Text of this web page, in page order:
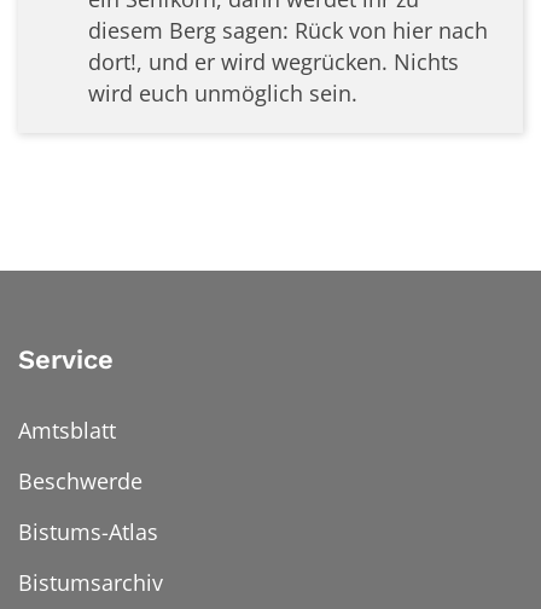
diesem Berg sagen: Rück von hier nach
dort!, und er wird wegrücken. Nichts
wird euch unmöglich sein.
Service
Amtsblatt
Beschwerde
Bistums-Atlas
Bistumsarchiv